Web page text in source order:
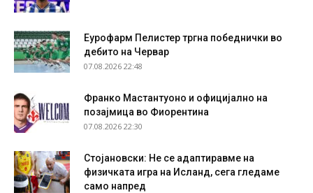
Еурофарм Пелистер тргна победнички во
дебито на Червар
07.08.2026 22:48
Франко Мастантуоно и официјално на
позајмица во Фиорентина
07.08.2026 22:30
Стојановски: Не се адаптиравме на
физичката игра на Исланд, сега гледаме
само напред